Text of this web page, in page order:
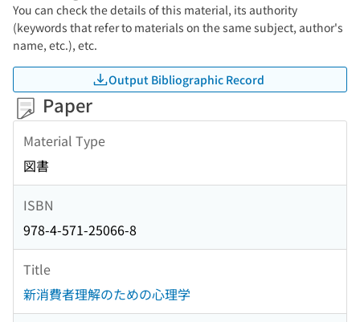
You can check the details of this material, its authority
(keywords that refer to materials on the same subject, author's
name, etc.), etc.
Output Bibliographic Record
Paper
Material Type
図書
ISBN
978-4-571-25066-8
Title
新消費者理解のための心理学